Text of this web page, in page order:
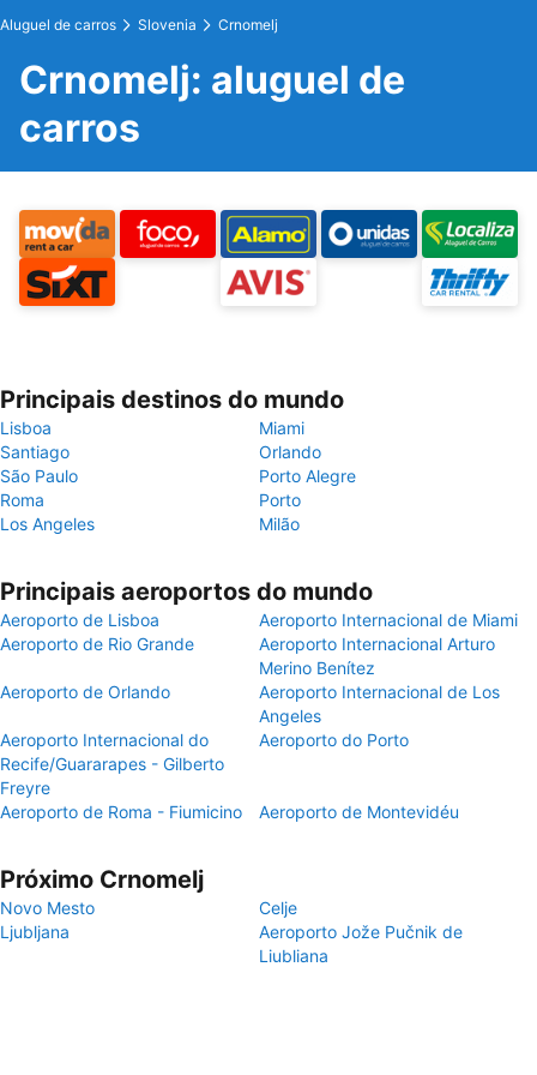
Aluguel de carros Slovenia Crnomelj
Crnomelj: aluguel de
carros
Principais destinos do mundo
Lisboa
Miami
Santiago
Orlando
São Paulo
Porto Alegre
Roma
Porto
Los Angeles
Milão
Principais aeroportos do mundo
Aeroporto de Lisboa
Aeroporto Internacional de Miami
Aeroporto de Rio Grande
Aeroporto Internacional Arturo
Merino Benítez
Aeroporto de Orlando
Aeroporto Internacional de Los
Angeles
Aeroporto Internacional do
Recife/Guararapes - Gilberto
Freyre
Aeroporto do Porto
Aeroporto de Roma - Fiumicino Aeroporto de Montevidéu
Próximo Crnomelj
Novo Mesto
Celje
Ljubljana
Aeroporto Jože Pučnik de
Liubliana